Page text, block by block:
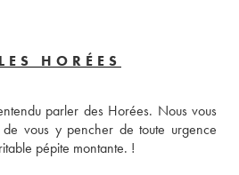
HORÉES
parler des Horées. Nous vous
de vous y pencher de toute urgence